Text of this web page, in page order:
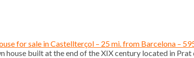
for sale in Castellterçol – 25 mi. from Barcelona –
house built at the end of the XIX century located in